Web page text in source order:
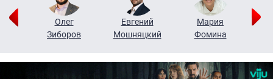
Олег
Зиборов
Евгений
Мошняцкий
Мария
Фомина